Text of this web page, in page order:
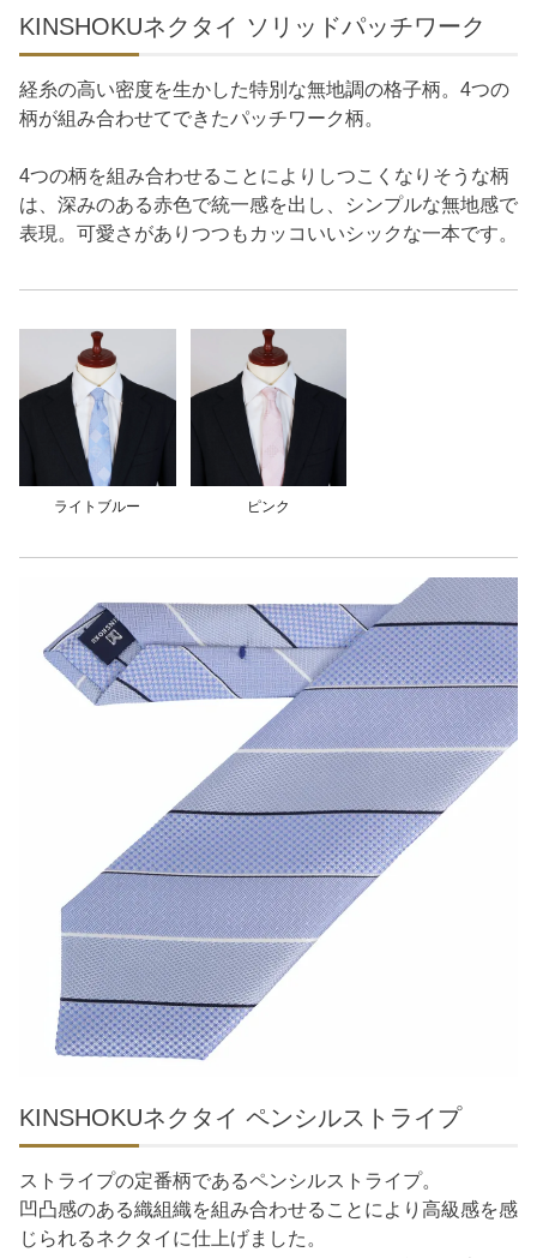
KINSHOKUネクタイ ソリッドパッチワーク
経糸の高い密度を生かした特別な無地調の格子柄。4つの
柄が組み合わせてできたパッチワーク柄。
4つの柄を組み合わせることによりしつこくなりそうな柄
は、深みのある赤色で統一感を出し、シンプルな無地感で
表現。可愛さがありつつもカッコいいシックな一本です。
ライトブルー ピンク
KINSHOKUネクタイ ペンシルストライプ
ストライプの定番柄であるペンシルストライプ。
凹凸感のある織組織を組み合わせることにより高級感を感
じられるネクタイに仕上げました。